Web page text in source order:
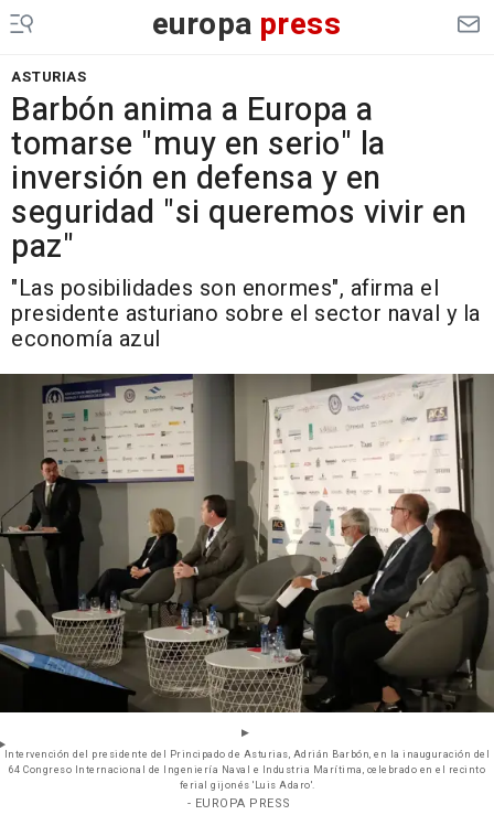
europa press
ASTURIAS
Barbón anima a Europa a
tomarse "muy en serio" la
inversión en defensa y en
seguridad "si queremos vivir en
paz"
"Las posibilidades son enormes", afirma el
presidente asturiano sobre el sector naval y la
economía azul
Intervención del presidente del Principado de Asturias, Adrián Barbón, en la inauguración del
64 Congreso Internacional de Ingeniería Naval e Industria Marítima, celebrado en el recinto
ferial gijonés 'Luis Adaro'.
- EUROPA PRESS